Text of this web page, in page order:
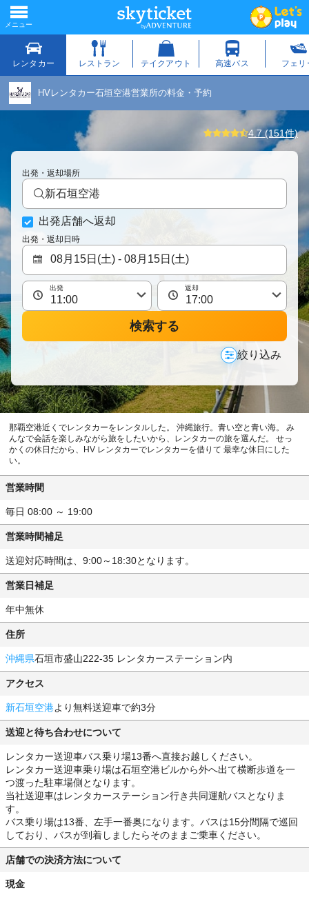
HVレンタカー石垣空港営業所の料金・予約
4.7 (151件)
出発・返却場所
新石垣空港
出発店舗へ返却
出発・返却日時
出発 返却
検索する
絞り込み
那覇空港近くでレンタカーをレンタルした。 沖縄旅行。青い空と青い海。 み
んなで会話を楽しみながら旅をしたいから、レンタカーの旅を選んだ。 せっ
かくの休日だから、HV レンタカーでレンタカーを借りて 最幸な休日にした
い。
営業時間
毎日 08:00 ～ 19:00
営業時間補足
送迎対応時間は、9:00～18:30となります。
営業日補足
年中無休
住所
沖縄県石垣市盛山222-35 レンタカーステーション内
アクセス
新石垣空港より無料送迎車で約3分
送迎と待ち合わせについて
レンタカー送迎車バス乗り場13番へ直接お越しください。
レンタカー送迎車乗り場は石垣空港ビルから外へ出て横断歩道を一
つ渡った駐車場側となります。
当社送迎車はレンタカーステーション行き共同運航バスとなりま
す。
バス乗り場は13番、左手一番奥になります。バスは15分間隔で巡回
しており、バスが到着しましたらそのままご乗車ください。
店舗での決済方法について
現金